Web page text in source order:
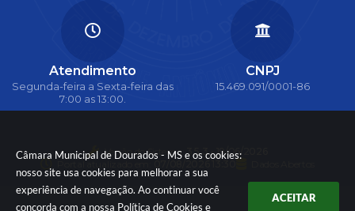
Câmara Municipal de Dourados - MS e os cookies:
nosso site usa cookies para melhorar a sua
experiência de navegação. Ao continuar você
concorda com a nossa Política de Cookies e
ACEITAR
Atendimento
Segunda-feira a Sexta-feira das
7:00 as 13:00.
CNPJ
15.469.091/0001-86
Versão do Sistema:3.5.3 - 19/06/2026
Portal atualizado em: